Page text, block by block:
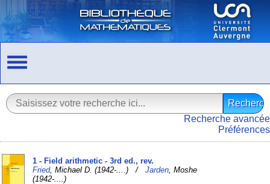
Recherche avancée
Préférences
1 - Field arithmetic - 3rd ed., rev.
Fried, Michael D. (1942-....) /Jarden , Moshe
(1942-....)